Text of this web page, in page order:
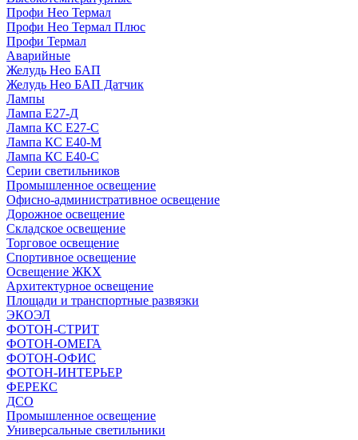
Профи Нео Термал
Профи Нео Термал Плюс
Профи Термал
Аварийные
Желудь Нео БАП
Желудь Нео БАП Датчик
Лампы
Лампа Е27-Д
Лампа КС Е27-С
Лампа КС Е40-М
Лампа КС Е40-С
Серии светильников
Промышленное освещение
Офисно-административное освещение
Дорожное освещение
Складское освещение
Торговое освещение
Спортивное освещение
Освещение ЖКХ
Архитектурное освещение
Площади и транспортные развязки
ЭКОЭЛ
ФОТОН-СТРИТ
ФОТОН-ОМЕГА
ФОТОН-ОФИС
ФОТОН-ИНТЕРЬЕР
ФЕРЕКС
ДСО
Промышленное освещение
Универсальные светильники